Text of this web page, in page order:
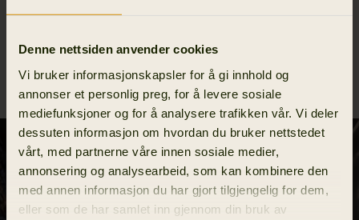
Denne nettsiden anvender cookies
Vi bruker informasjonskapsler for å gi innhold og
annonser et personlig preg, for å levere sosiale
mediefunksjoner og for å analysere trafikken vår. Vi deler
dessuten informasjon om hvordan du bruker nettstedet
vårt, med partnerne våre innen sosiale medier,
annonsering og analysearbeid, som kan kombinere den
med annen informasjon du har gjort tilgjengelig for dem,
eller som de har samlet inn gjennom din bruk av
359.95 EUR